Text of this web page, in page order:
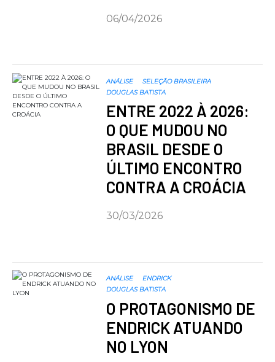
06/04/2026
ANÁLISE
SELEÇÃO BRASILEIRA
DOUGLAS BATISTA
ENTRE 2022 À 2026:
O QUE MUDOU NO
BRASIL DESDE O
ÚLTIMO ENCONTRO
CONTRA A CROÁCIA
30/03/2026
ANÁLISE
ENDRICK
DOUGLAS BATISTA
O PROTAGONISMO DE
ENDRICK ATUANDO
NO LYON